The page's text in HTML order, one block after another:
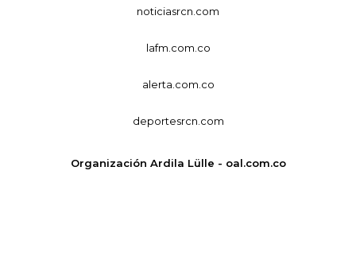
noticiasrcn.com
lafm.com.co
alerta.com.co
deportesrcn.com
Organización Ardila Lülle - oal.com.co